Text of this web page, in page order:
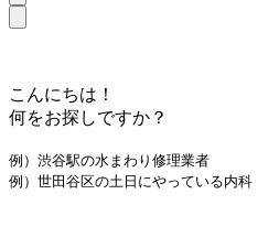
こんにちは！
何をお探しですか？
例）渋谷駅の水まわり修理業者
例）世田谷区の土日にやっている内科